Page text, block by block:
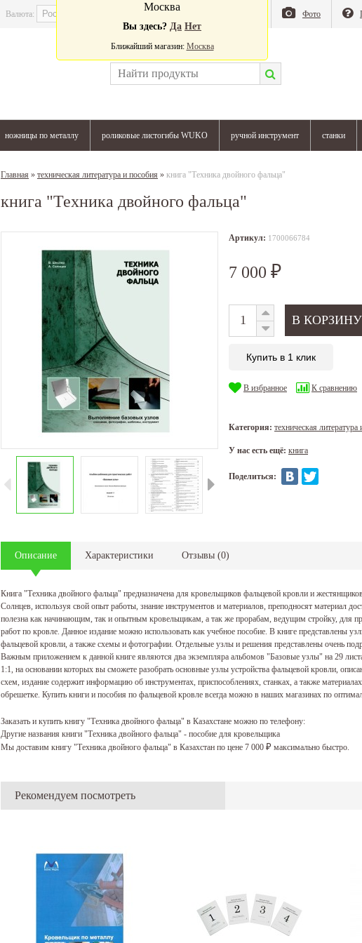
Валюта: Фото
ножницы по металлу роликовые листогибы WUKO ручной инструмент станки
Москва
Вы здесь? Да Нет
Ближайший магазин: Москва
Главная » техническая литература и пособия » книга "Техника двойного фальца"
книга "Техника двойного фальца"
Артикул: 1700066784
7 000 ₽
Купить в 1 клик
В избранное К сравнению
Категория: техническая литература
У нас есть ещё: книга
Поделиться:
Описание Характеристики Отзывы (0)
Книга "Техника двойного фальца" предназначена для кровельщиков фальцевой кровли и
Солнцев, используя свой опыт работы, знание инструментов и материалов, преподносят материал
полезна как начинающим, так и опытным кровельщикам, а так же прорабам, ведущим стройку, для
работ по кровле. Данное издание можно использовать как учебное пособие. В книге представлены
фальцевой кровли, а также схемы и фотографии. Отдельные узлы и решения представлены очень
Важным приложением к данной книге являются два экземпляра альбомов "Базовые узлы" на 29
1:1, на основании которых вы сможете разобрать основные узлы устройства фальцевой кровли,
схем, издание содержит информацию об инструментах, приспособлениях, станках, а также
обрешетке. Купить книги и пособия по фальцевой кровле всегда можно в наших магазинах по
Заказать и купить книгу "Техника двойного фальца" в Казахстане можно по телефону:
Другие названия книги "Техника двойного фальца" - пособие для кровельщика
Мы доставим книгу "Техника двойного фальца" в Казахстан по цене 7 000 ₽ максимально быстро.
Рекомендуем посмотреть